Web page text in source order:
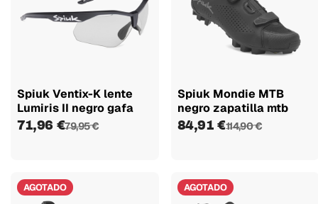
Spiuk Ventix-K lente
Lumiris II negro gafa
71,96 €79,95 €
Spiuk Mondie MTB
negro zapatilla mtb
84,91 €114,90 €
AGOTADO AGOTADO